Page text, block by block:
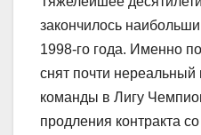
закончилось
1998-го года. Именно
снят почти
команды в Лигу
продления контракта